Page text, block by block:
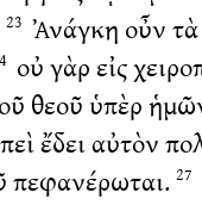
23 Ἀνάγκη οὖν τὰ
οὐ γὰρ εἰς
θεοῦ ὑπὲρ
ἔδει αὐτὸν
πεφανέρωται. 27